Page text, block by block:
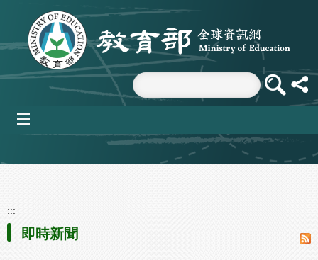
跳到主要內容區塊
:::
即時新聞